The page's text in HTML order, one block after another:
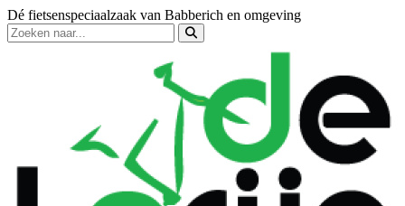
Dé fietsenspeciaalzaak van Babberich en omgeving